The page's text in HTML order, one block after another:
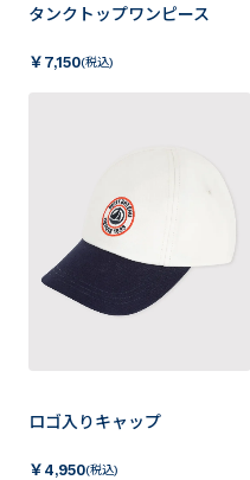
タンクトップワンピース
￥ 7,150(税込)
ロゴ入りキャップ
￥ 4,950(税込)